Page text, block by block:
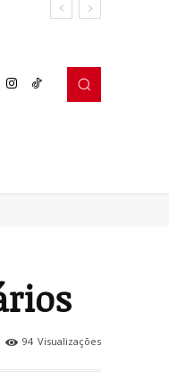
94 Visualizações